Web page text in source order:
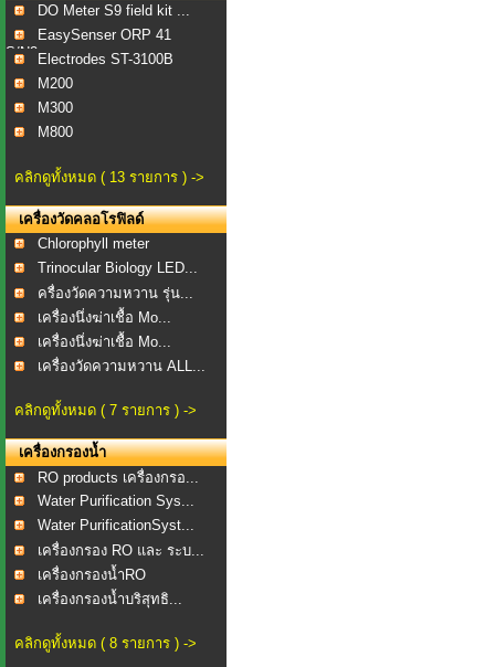
DO Meter S9 field kit ...
EasySenser ORP 41
S/N2...Electrodes ST-3100B
M200
M300
M800
คลิกดูทั้งหมด ( 13 รายการ ) ->
เครื่องวัดคลอโรฟิลด์
Chlorophyll meter
Trinocular Biology LED...
ครื่องวัดความหวาน รุ่น...
เครื่องนึ่งฆ่าเชื้อ Mo...
เครื่องนึ่งฆ่าเชื้อ Mo...
เครื่องวัดความหวาน ALL...
คลิกดูทั้งหมด ( 7 รายการ ) ->
เครื่องกรองน้ำ
RO products เครื่องกรอ...
Water Purification Sys...
Water PurificationSyst...
เครื่องกรอง RO และ ระบ...
เครื่องกรองน้ำRO
เครื่องกรองน้ำบริสุทธิ...
คลิกดูทั้งหมด ( 8 รายการ ) ->